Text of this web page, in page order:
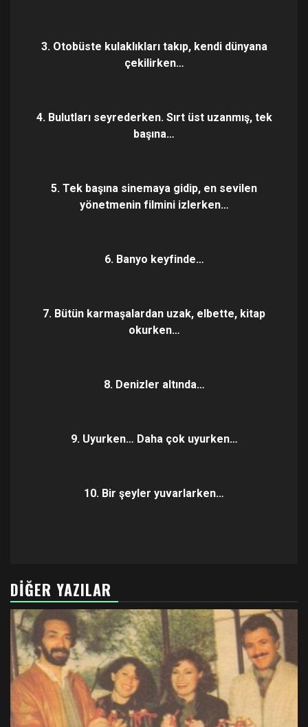
3. Otobüste kulaklıkları takıp, kendi dünyana
çekilirken…
4. Bulutları seyrederken. Sırt üst uzanmış, tek
başına…
5. Tek başına sinemaya gidip, en sevilen
yönetmenin filmini izlerken…
6. Banyo keyfinde…
7. Bütün karmaşalardan uzak, elbette, kitap
okurken…
8. Denizler altında…
9. Uyurken… Daha çok uyurken…
10. Bir şeyler yuvarlarken…
DIĞER YAZILAR